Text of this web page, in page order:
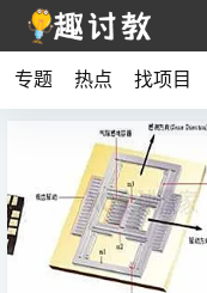
专题 热点 找项目